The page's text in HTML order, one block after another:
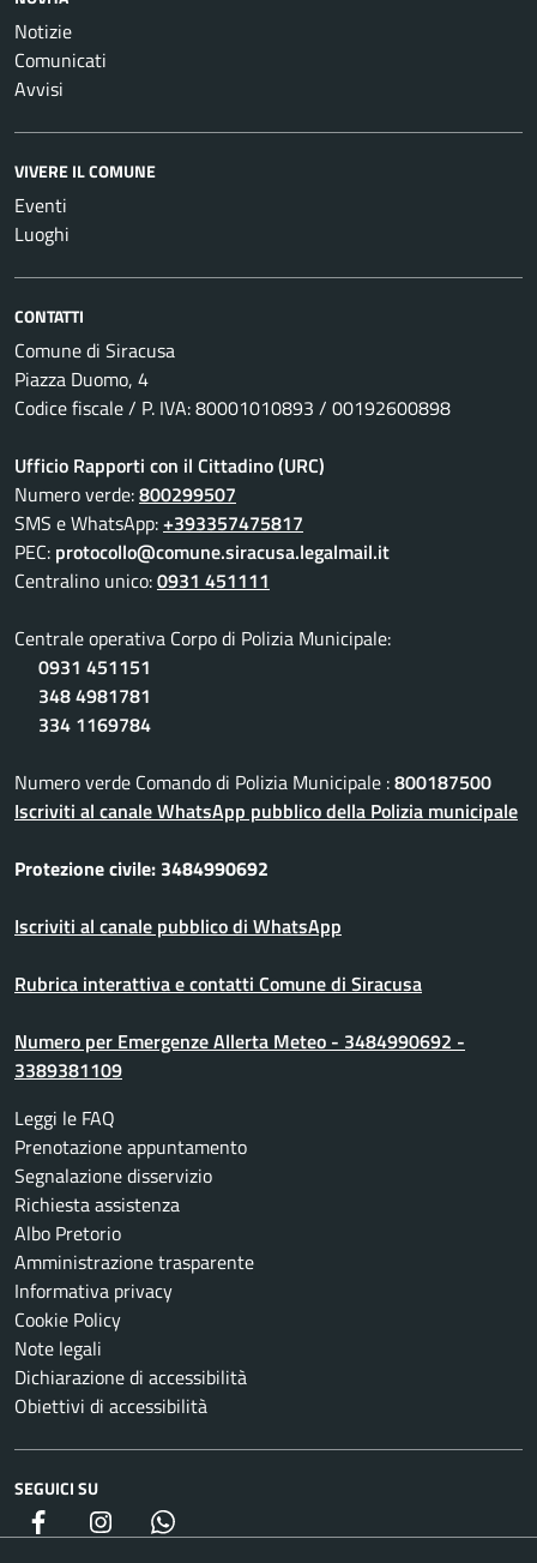
Notizie
Comunicati
Avvisi
VIVERE IL COMUNE
Eventi
Luoghi
CONTATTI
Comune di Siracusa
Piazza Duomo, 4
Codice fiscale / P. IVA: 80001010893 / 00192600898
Ufficio Rapporti con il Cittadino (URC)
Numero verde:800299507
SMS e WhatsApp:+393357475817
PEC: protocollo@comune.siracusa.legalmail.it
Centralino unico:0931 451111
Centrale operativa Corpo di Polizia Municipale:
0931 451151
348 4981781
334 1169784
Numero verde Comando di Polizia Municipale :800187500
Iscriviti al canale WhatsApp pubblico della Polizia municipale
Protezione civile: 3484990692
Iscriviti al canale pubblico di WhatsApp
Rubrica interattiva e contatti Comune di Siracusa
Numero per Emergenze Allerta Meteo - 3484990692 -
3389381109
Leggi le FAQ
Prenotazione appuntamento
Segnalazione disservizio
Richiesta assistenza
Albo Pretorio
Amministrazione trasparente
Informativa privacy
Cookie Policy
Note legali
Dichiarazione di accessibilità
Obiettivi di accessibilità
SEGUICI SU
Facebook Instagram